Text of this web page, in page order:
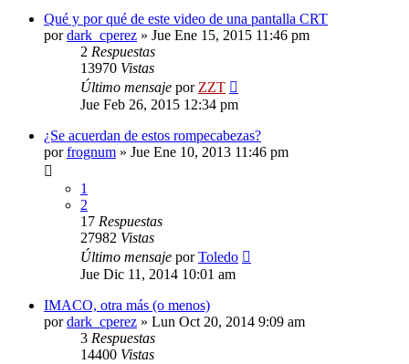
Qué y por qué de este video de una pantalla CRT
pordark_cperez » Jue Ene 15, 2015 11:46 pm
2 Respuestas
13970 Vistas
Último mensaje por ZZT
Jue Feb 26, 2015 12:34 pm
¿Se acuerdan de estos rompecabezas?
porfrognum » Jue Ene 10, 2013 11:46 pm
1
2
17 Respuestas
27982 Vistas
Último mensaje porToledo
Jue Dic 11, 2014 10:01 am
IMACO, otra más (o menos)
pordark_cperez » Lun Oct 20, 2014 9:09 am
3 Respuestas
14400 Vistas